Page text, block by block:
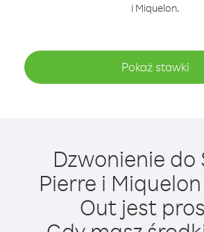
i Miquelon.
Pokaż stawki
Dzwonienie do
Pierre i
Out jest